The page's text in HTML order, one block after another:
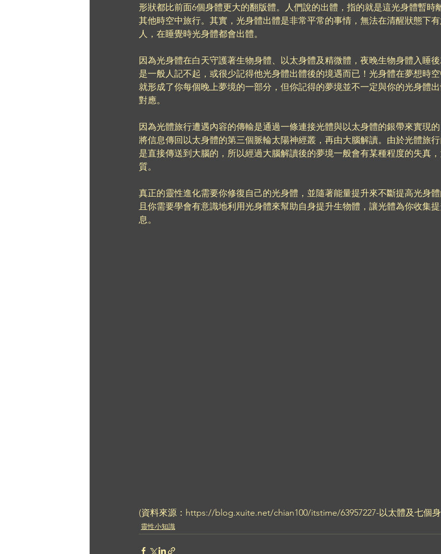
形狀都比前面6個身體更大的翻版體。人們說的出體，指的就是這光身體暫時
其他時空中旅行。其實，光身體出體是非常平常的事情，無法在清醒狀態下
人，在睡覺時光身體都會出體。
因為光身體在白天守護著生物身體、以太身體及精微體，夜晚生物身體入睡
是一般人記不起，或很少記得他光身體出體後的境遇而已！光身體在夢想時
就形成了你每個晚上夢境的一部分，但你記得的夢境並不一定與你的光身體
對應。
因為光體旅行遭遇內容的傳輸是通過一條連接光體與以太身體的銀帶來實現
將信息傳回以太身體的第三個脈輪太陽神經叢，再由大腦解讀。由於光體旅
是直接傳送到大腦的，所以經過大腦解讀後的夢境一般會有某種程度的失真
質。
真正的靈性進化需要你修復自己的光身體，並隨著能量提升來不斷提高光身
且你需要學會有意識地利用光身體來幫助自身提升生物體，讓光體為你收集
息。
(資料來源：https://blog.xuite.net/chian100/itstime/63957227-以太體及七個
靈性小知識